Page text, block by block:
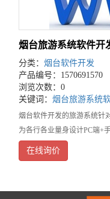
烟台旅游系统软件开
分类： 烟台软件开发
产品编号：1570691570
浏览次数：0
关键词： 烟台旅游系统
烟台软件开发的旅游系统针
为各行各业量身设计PC端+
站式互联网+解决方案！旅
过稳定、高性能的架构，帮
在线询价